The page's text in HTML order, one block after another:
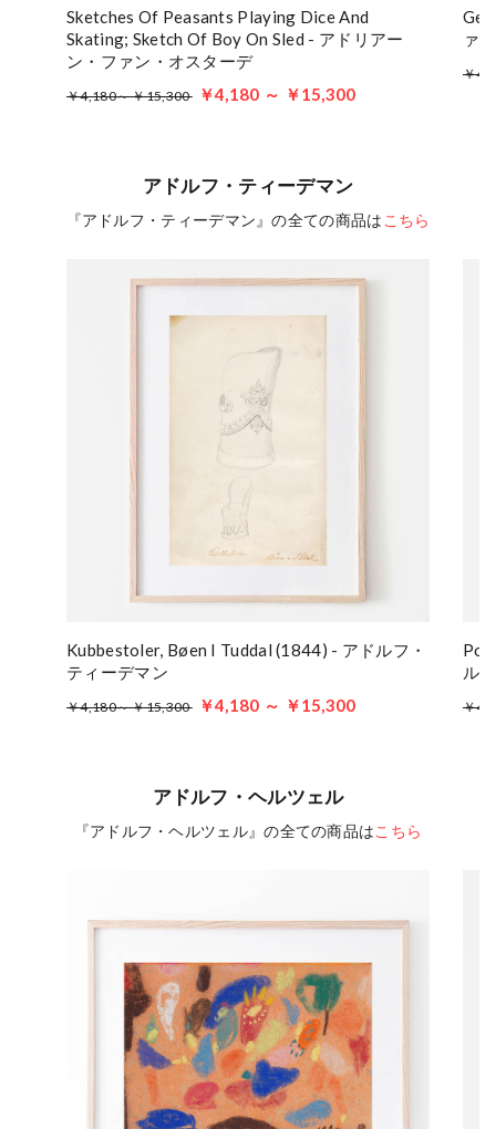
Sketches Of Peasants Playing Dice And
Skating; Sketch Of Boy On Sled - アドリアー
ン・ファン・オスターデ
￥4,180～ ￥15,300 ￥4,180 ～ ￥15,300
ァ
￥
アドルフ・ティーデマン
『アドルフ・ティーデマン』の全ての商品は こちら
Kubbestoler, Bøen I Tuddal (1844) - アドルフ・
ティーデマン
￥4,180～ ￥15,300 ￥4,180 ～ ￥15,300
ル
￥
アドルフ・ヘルツェル
『アドルフ・ヘルツェル』の全ての商品はこちら